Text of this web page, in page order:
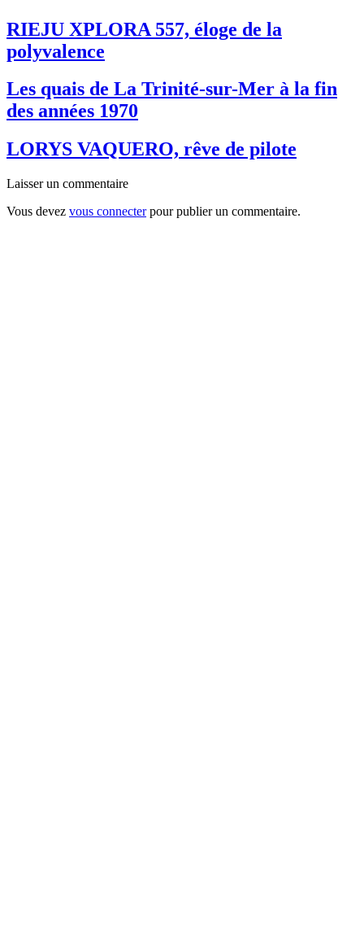
RIEJU XPLORA 557, éloge de la
polyvalence
Les quais de La Trinité-sur-Mer à la fin
des années 1970
LORYS VAQUERO, rêve de pilote
Laisser un commentaire
Vous devez vous connecterpour publier un commentaire.